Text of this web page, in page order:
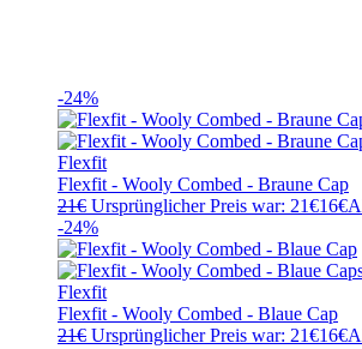
-24%
Flexfit
Flexfit - Wooly Combed - Braune Cap
21€ Ursprünglicher Preis war: 21€16€
-24%
Flexfit
Flexfit - Wooly Combed - Blaue Cap
21€ Ursprünglicher Preis war: 21€16€